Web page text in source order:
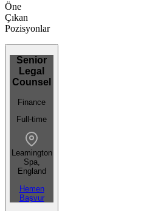
Öne
Çıkan
Pozisyonlar
Senior
Legal
Counsel
Finance
Full-time
Leamington
Spa,
England
Hemen
Başvur